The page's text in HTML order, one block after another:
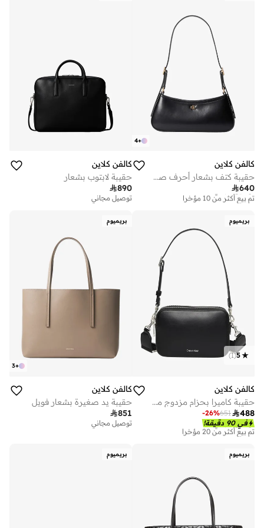
+
4
كالفن كلاين
حقيبة كتف بشعار أحرف صغيرة
640
توصيل مجاني
تم بيع أكثر من 10 مؤخرا
كالفن كلاين
حقيبة لابتوب بشعار
890
توصيل مجاني
بريميوم
5
(
1
)
كالفن كلاين
حقيبة كاميرا بحزام مزدوج من النسيج
488
651
-26%
في 90 دقيقة!
توصيل مجاني
تم بيع أكثر من 20 مؤخرا
بريميوم
+
3
كالفن كلاين
حقيبة يد صغيرة بشعار فويل
851
توصيل مجاني
بريميوم بريميوم